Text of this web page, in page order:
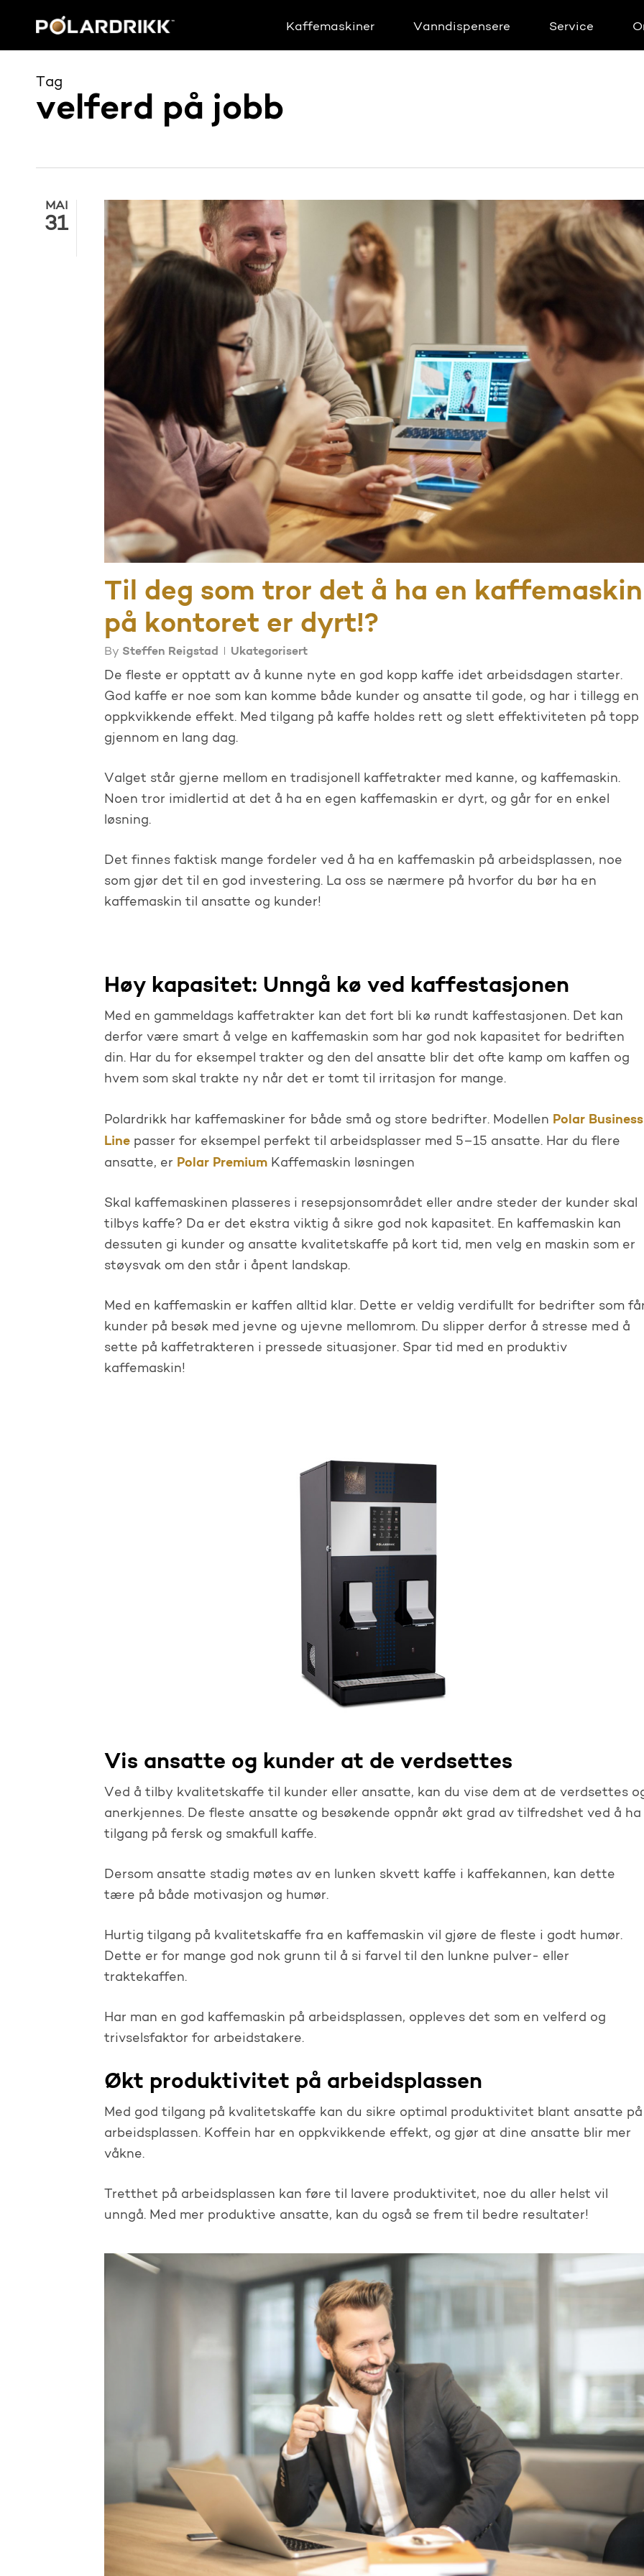
Kaffemaskiner Vanndispensere Service
Tag
velferd på jobb
MAI
31
Til deg som tror det å ha en kaffemaskin
på kontoret er dyrt!?
By Steffen Reigstad Ukategorisert
De fleste er opptatt av å kunne nyte en god kopp kaffe idet arbeidsdagen starter.
God kaffe er noe som kan komme både kunder og ansatte til gode, og har i tillegg en
oppkvikkende effekt. Med tilgang på kaffe holdes rett og slett effektiviteten på topp
gjennom en lang dag.
Valget står gjerne mellom en tradisjonell kaffetrakter med kanne, og kaffemaskin.
Noen tror imidlertid at det å ha en egen kaffemaskin er dyrt, og går for en enkel
løsning.
Det finnes faktisk mange fordeler ved å ha en kaffemaskin på arbeidsplassen, noe
som gjør det til en god investering. La oss se nærmere på hvorfor du bør ha en
kaffemaskin til ansatte og kunder!
Høy kapasitet: Unngå kø ved kaffestasjonen
Med en gammeldags kaffetrakter kan det fort bli kø rundt kaffestasjonen. Det kan
derfor være smart å velge en kaffemaskin som har god nok kapasitet for bedriften
din. Har du for eksempel trakter og den del ansatte blir det ofte kamp om kaffen og
hvem som skal trakte ny når det er tomt til irritasjon for mange.
Polardrikk har kaffemaskiner for både små og store bedrifter. Modellen Polar Business
Line passer for eksempel perfekt til arbeidsplasser med 5–15 ansatte. Har du flere
ansatte, er Polar Premium Kaffemaskin løsningen
Skal kaffemaskinen plasseres i resepsjonsområdet eller andre steder der kunder skal
tilbys kaffe? Da er det ekstra viktig å sikre god nok kapasitet. En kaffemaskin kan
dessuten gi kunder og ansatte kvalitetskaffe på kort tid, men velg en maskin som er
støysvak om den står i åpent landskap.
Med en kaffemaskin er kaffen alltid klar. Dette er veldig verdifullt for bedrifter som
kunder på besøk med jevne og ujevne mellomrom. Du slipper derfor å stresse med å
sette på kaffetrakteren i pressede situasjoner. Spar tid med en produktiv
kaffemaskin!
Vis ansatte og kunder at de verdsettes
Ved å tilby kvalitetskaffe til kunder eller ansatte, kan du vise dem at de verdsettes
anerkjennes. De fleste ansatte og besøkende oppnår økt grad av tilfredshet ved å ha
tilgang på fersk og smakfull kaffe.
Dersom ansatte stadig møtes av en lunken skvett kaffe i kaffekannen, kan dette
tære på både motivasjon og humør.
Hurtig tilgang på kvalitetskaffe fra en kaffemaskin vil gjøre de fleste i godt humør.
Dette er for mange god nok grunn til å si farvel til den lunkne pulver- eller
traktekaffen.
Har man en god kaffemaskin på arbeidsplassen, oppleves det som en velferd og
trivselsfaktor for arbeidstakere.
Økt produktivitet på arbeidsplassen
Med god tilgang på kvalitetskaffe kan du sikre optimal produktivitet blant ansatte på
arbeidsplassen. Koffein har en oppkvikkende effekt, og gjør at dine ansatte blir mer
våkne.
Tretthet på arbeidsplassen kan føre til lavere produktivitet, noe du aller helst vil
unngå. Med mer produktive ansatte, kan du også se frem til bedre resultater!